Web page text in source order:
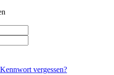
vergessen?